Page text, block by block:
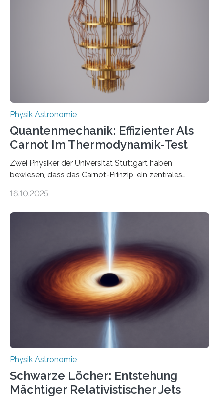
Jahre alt geworden ist, weshalb die UNESCO 2025 zum
Internationalen Jahr der Quantenwissenschaft und -
technologie ausgerufen hat. Doch nun hat eine
internationale Forschungsgruppe um den
Physik Astronomie
Quantenmechanik: Effizienter Als
Carnot Im Thermodynamik-Test
Zwei Physiker der Universität Stuttgart haben
bewiesen, dass das Carnot-Prinzip, ein zentrales
Größenordnung von Atomen gilt, deren physikalische
Quantenmotoren voranbringen. Das
Wissenschaftsjournal Science Advances veröffentlichte
die Herleitung. (DOI: 10.1126/sciadv.adw8462)
Verbrennungsmotoren oder Dampfturbinen sind
Wärmekraftmaschinen: Sie wandeln thermische
Energie in mechanische Bewegung um – oder anders
ausgedrückt, Wärme in Bewegung. In
quantenmechanischen Experimenten ist es in den…
16.10.2025
Physik Astronomie
Schwarze Löcher: Entstehung
Mächtiger Relativistischer Jets